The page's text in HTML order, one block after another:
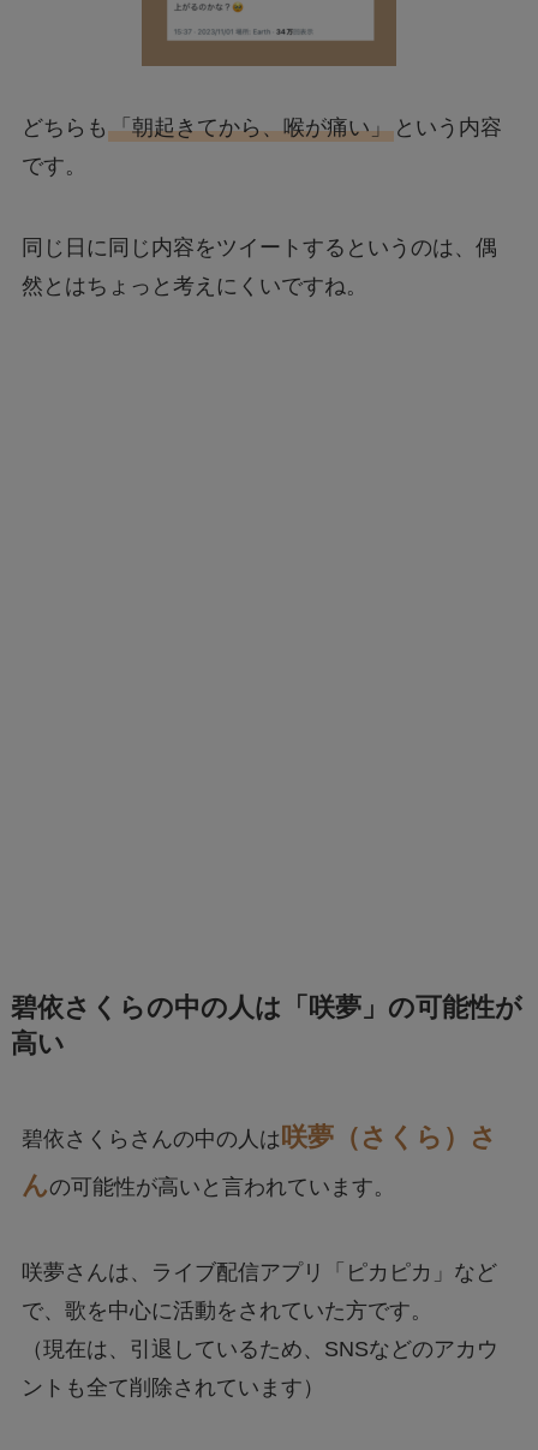
どちらも 「朝起きてから、喉が痛い」という内容
です。
同じ日に同じ内容をツイートするというのは、偶
然とはちょっと考えにくいですね。
碧依さくらの中の人は「咲夢」の可能性が
高い
碧依さくらさんの中の人は咲夢（さくら）さ
んの可能性が高いと言われています。
咲夢さんは、ライブ配信アプリ「ピカピカ」など
で、歌を中心に活動をされていた方です。
（現在は、引退しているため、SNSなどのアカウ
ントも全て削除されています）